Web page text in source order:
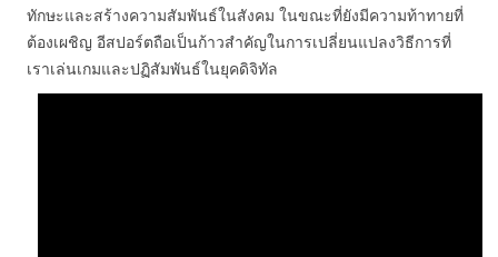
ทักษะและสร้างความสัมพันธ์ในสังคม ในขณะที่ยังมีความท้าทายที่
ต้องเผชิญ อีสปอร์ตถือเป็นก้าวสำคัญในการเปลี่ยนแปลงวิธีการที่
เราเล่นเกมและปฏิสัมพันธ์ในยุคดิจิทัล